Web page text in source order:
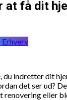
at få dit
du indretter dit
det ser ud?
renovering eller